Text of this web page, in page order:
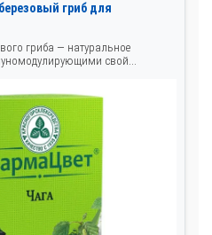
гриб для
гриба — натуральное
свой...